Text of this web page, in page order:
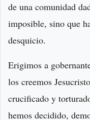
de una comunidad
imposible, sino que
desquicio.
Erigimos a
los creemos
crucificado y
hemos decidido,